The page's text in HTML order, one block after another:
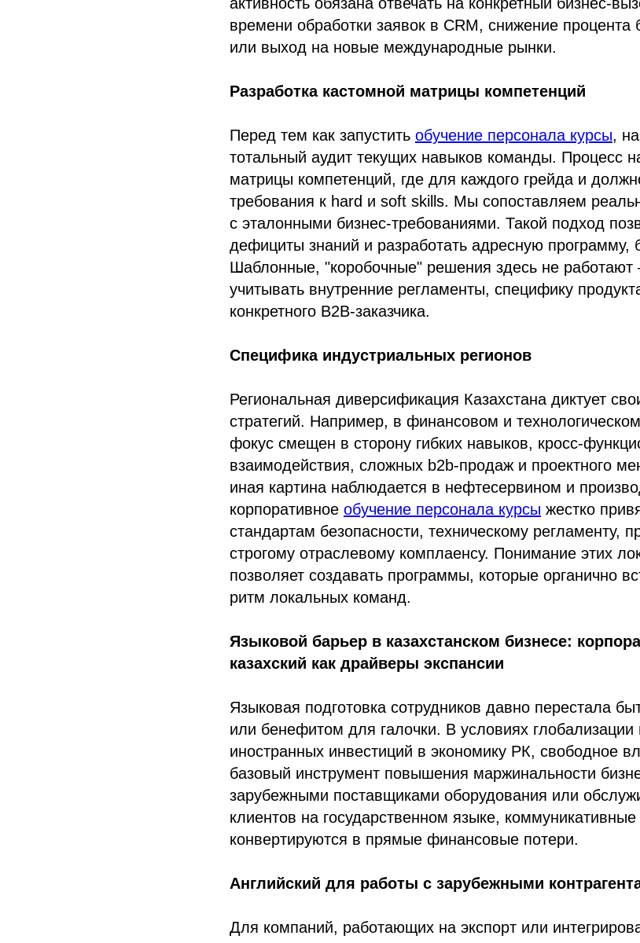
времени обработки заявок в CRM, снижение процента
или выход на новые международные рынки.
Разработка кастомной матрицы компетенций
Перед тем как запустить обучение персонала курсы,
тотальный аудит текущих навыков команды. Процесс
матрицы компетенций, где для каждого грейда и
требования к hard и soft skills. Мы сопоставляем
с эталонными бизнес-требованиями. Такой подход
дефициты знаний и разработать адресную
Шаблонные, "коробочные" решения здесь не
учитывать внутренние регламенты, специфику
конкретного B2B-заказчика.
Специфика индустриальных регионов
Региональная диверсификация Казахстана диктует
стратегий. Например, в финансовом и
фокус смещен в сторону гибких навыков, кросс-
взаимодействия, сложных b2b-продаж и проектного
иная картина наблюдается в нефтесервином и
корпоративное обучение персонала курсы жестко
стандартам безопасности, техническому регламенту,
строгому отраслевому комплаенсу. Понимание этих
позволяет создавать программы, которые органично
ритм локальных команд.
Языковой барьер в казахстанском бизнесе:
казахский как драйверы экспансии
Языковая подготовка сотрудников давно перестала
или бенефитом для галочки. В условиях глобализации
иностранных инвестиций в экономику РК, свободное
базовый инструмент повышения маржинальности
зарубежными поставщиками оборудования или
клиентов на государственном языке, коммуникативные
конвертируются в прямые финансовые потери.
Английский для работы с зарубежными
Для компаний, работающих на экспорт или